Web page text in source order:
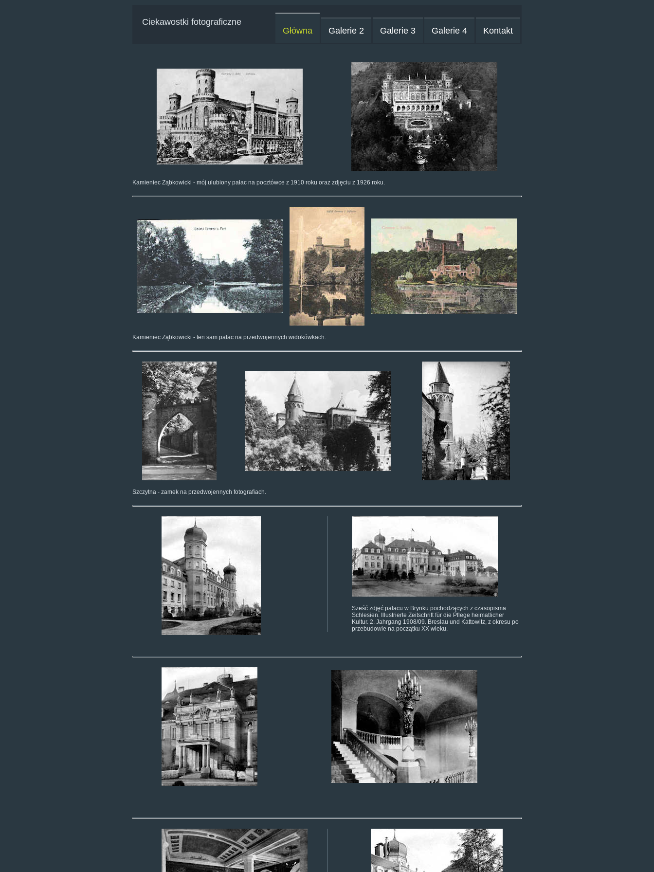
Ciekawostki fotograficzne
Główna
Galerie 2 Galerie 3 Galerie 4 Kontakt
Kamieniec Ząbkowicki - mój ulubiony pałac na pocztówce z 1910 roku oraz zdjęciu z 1926 roku.
Kamieniec Ząbkowicki - ten sam pałac na przedwojennych widokówkach.
Szczytna - zamek na przedwojennych fotografiach.
Sześć zdjęć pałacu w Brynku pochodzących z czasopisma
Schlesien. Illustrierte Zeitschrift für die Pflege heimatlicher
Kultur. 2. Jahrgang 1908/09. Breslau und Kattowitz, z okresu po
przebudowie na początku XX wieku.